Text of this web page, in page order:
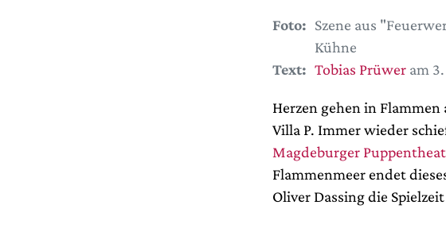
Foto: Szene aus
Kühne
Text: Tobias Prüweram 3.
Herzen gehen in
Villa P. Immer wieder
Magdeburger
Flammenmeer endet
Oliver Dassing die